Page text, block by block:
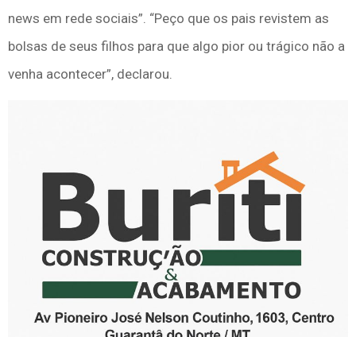
news em rede sociais”. “Peço que os pais revistem as
bolsas de seus filhos para que algo pior ou trágico não a
venha acontecer”, declarou.